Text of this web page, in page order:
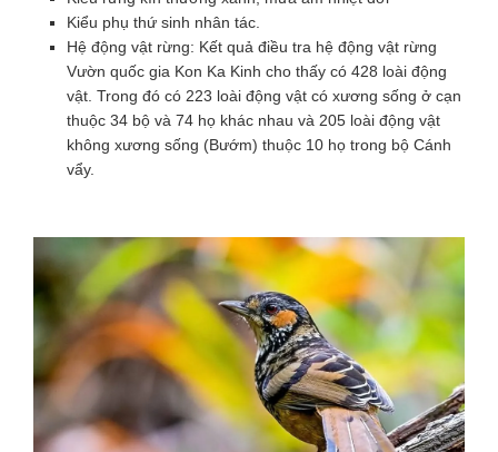
Kiểu phụ thứ sinh nhân tác.
Hệ động vật rừng: Kết quả điều tra hệ động vật rừng
Vườn quốc gia Kon Ka Kinh cho thấy có 428 loài động
vật. Trong đó có 223 loài động vật có xương sống ở cạn
thuộc 34 bộ và 74 họ khác nhau và 205 loài động vật
không xương sống (Bướm) thuộc 10 họ trong bộ Cánh
vẩy.